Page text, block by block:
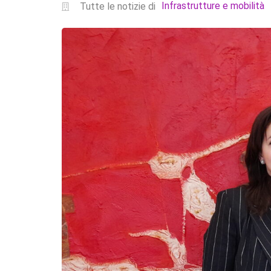
Tutte le notizie di Infrastrutture e mobilità